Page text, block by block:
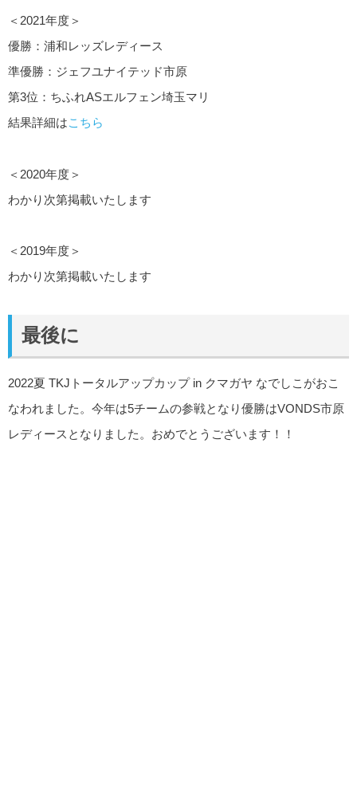
＜2021年度＞
優勝：浦和レッズレディース
準優勝：ジェフユナイテッド市原
第3位：ちふれASエルフェン埼玉マリ
結果詳細はこちら
＜2020年度＞
わかり次第掲載いたします
＜2019年度＞
わかり次第掲載いたします
最後に
2022夏 TKJトータルアップカップ in クマガヤ なでしこがおこ
なわれました。今年は5チームの参戦となり優勝はVONDS市原
レディースとなりました。おめでとうございます！！